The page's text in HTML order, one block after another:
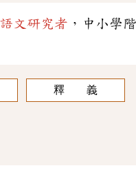
文研究者 ，中小學
釋 義